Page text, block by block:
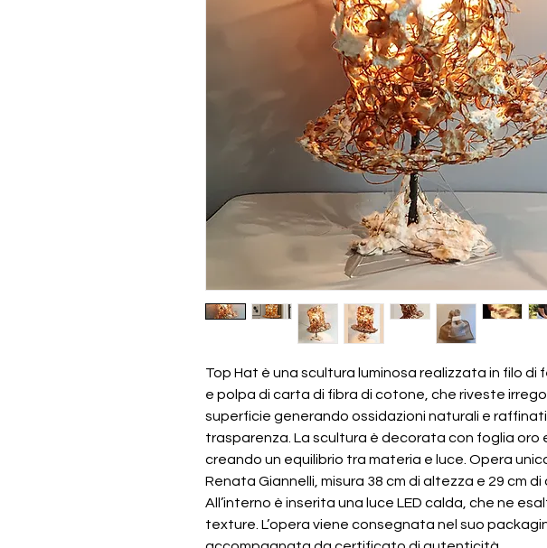
Top Hat è una scultura luminosa realizzata in filo di
e polpa di carta di fibra di cotone, che riveste
superficie generando ossidazioni naturali e
trasparenza. La scultura è decorata con foglia oro
creando un equilibrio tra materia e luce. Opera
Renata Giannelli, misura 38 cm di altezza e 29 cm di
All’interno è inserita una luce LED calda, che ne
texture. L’opera viene consegnata nel suo